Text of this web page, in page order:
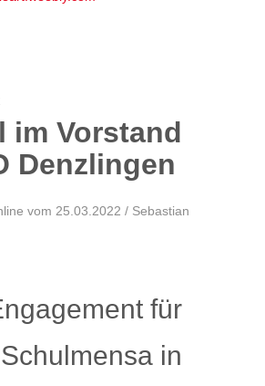
im Vorstand
Denzlingen
vom 25.03.2022 / Sebastian
für
in